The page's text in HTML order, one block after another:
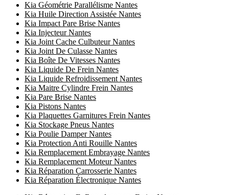
Kia Géométrie Parallélisme Nantes
Kia Huile Direction Assistée Nantes
Kia Impact Pare Brise Nantes
Kia Injecteur Nantes
Kia Joint Cache Culbuteur Nantes
Kia Joint De Culasse Nantes
Kia Boîte De Vitesses Nantes
Kia Liquide De Frein Nantes
Kia Liquide Refroidissement Nantes
Kia Maitre Cylindre Frein Nantes
Kia Pare Brise Nantes
Kia Pistons Nantes
Kia Plaquettes Garnitures Frein Nantes
Kia Stockage Pneus Nantes
Kia Poulie Damper Nantes
Kia Protection Anti Rouille Nantes
Kia Remplacement Embrayage Nantes
Kia Remplacement Moteur Nantes
Kia Réparation Carrosserie Nantes
Kia Réparation Électronique Nantes